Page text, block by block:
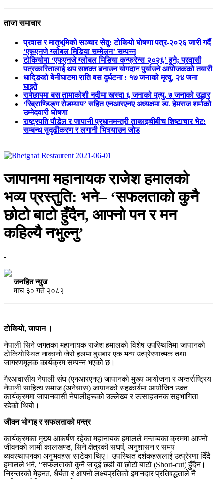
ताजा समाचार
प्रवास र मातृभूमिको सञ्चार सेतु: टोकियो घोषणा पत्र-२०२६ जारी गर्दै
‘एफएनजे ग्लोबल मिडिया सम्मेलन’ सम्पन्न
टोकियोमा ‘एफएनजे ग्लोबल मिडिया कन्फ्रेन्स २०२६’ हुने; प्रवासी
पत्रकारितालाई थप सशक्त बनाउन योगदान पुर्याउने आयोजकको तयारी
धादिङको बेनीघाटमा राति बस दुर्घटना : १७ जनाको मृत्यु, २४ जना
घाइते
रामेछापमा बस तामाकोशी नदीमा खस्दा ६ जनाको मृत्यु, ७ जनाको उद्धार
‘रिब्राण्डिङ्ग रोडम्याप’ सहित एनआरएनए अध्यक्षमा डा. हेमराज शर्माको
उम्मेदवारी घोषणा
राष्ट्रपति पौडेल र जापानी प्रधानमन्त्री ताकाइचीबीच शिष्टाचार भेट:
सम्बन्ध सुदृढीकरण र लगानी भित्र्याउन जोड
जापानमा महानायक राजेश हमालको
भव्य प्रस्तुति: भने– ‘सफलताको कुनै
छोटो बाटो हुँदैन, आफ्नो पन र मन
कहिल्यै नभुल्नु’
-
जनहित न्युज
माघ ३० गते २०८२
टोकियो, जापान ।
नेपाली सिने जगतका महानायक राजेश हमालको विशेष उपस्थितिमा जापानको
टोकियोस्थित नाकानो जेरो हलमा बुधबार एक भव्य उत्प्रेरणात्मक तथा
जागरणमूलक कार्यक्रम सम्पन्न भएको छ।
गैरआवासीय नेपाली संघ (एनआरएनए) जापानको मुख्य आयोजना र अन्तर्राष्ट्रिय
नेपाली साहित्य समाज (अनेसास) जापानको सहकार्यमा आयोजित उक्त
कार्यक्रममा जापानवासी नेपालीहरूको उल्लेख्य र उत्साहजनक सहभागिता
रहेको थियो।
जीवन भोगाइ र सफलताको मन्त्र
कार्यक्रमका मुख्य आकर्षण रहेका महानायक हमालले मन्तव्यका क्रममा आफ्नो
जीवनको लामो कालखण्ड, सिने क्षेत्रको संघर्ष, अनुशासन र समय
व्यवस्थापनका अनुभवहरू साटेका थिए। उपस्थित दर्शकहरूलाई उत्प्रेरणा दिँदै
हमालले भने, “सफलताको कुनै जादुई छडी वा छोटो बाटो (Short-cut) हुँदैन।
निरन्तरको मेहनत, धैर्यता र आफ्नो लक्ष्यप्रतिको इमानदार प्रतिबद्धताले नै